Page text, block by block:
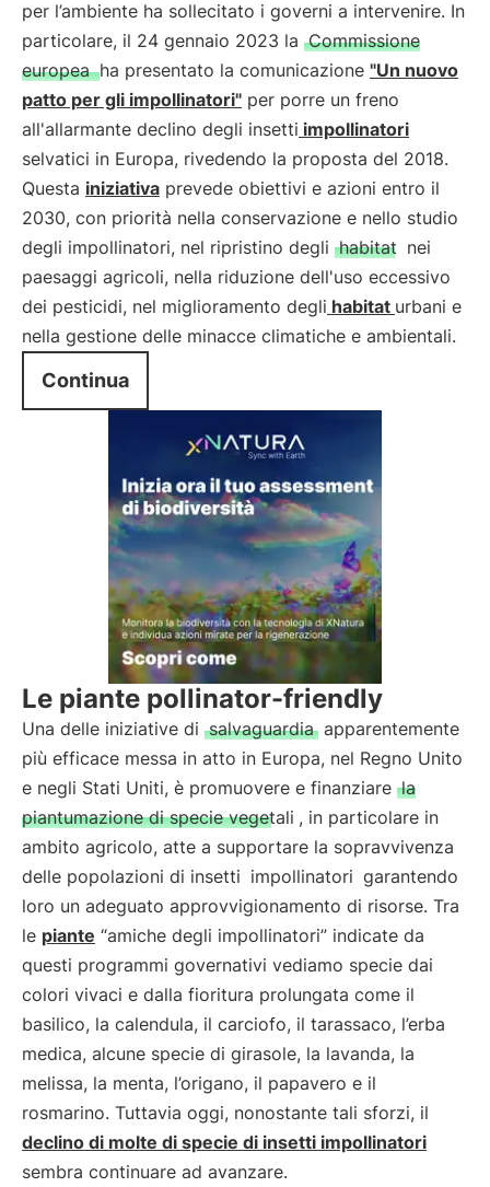
per l’ambiente ha sollecitato i governi a intervenire. In
particolare, il 24 gennaio 2023 la Commissione
europea ha presentato la comunicazione "Un nuovo
patto per gli impollinatori" per porre un freno
all'allarmante declino degli insetti impollinatori
selvatici in Europa, rivedendo la proposta del 2018.
Questa iniziativa prevede obiettivi e azioni entro il
2030, con priorità nella conservazione e nello studio
degli impollinatori, nel ripristino degli habitat nei
paesaggi agricoli, nella riduzione dell'uso eccessivo
dei pesticidi, nel miglioramento degli habitat urbani e
nella gestione delle minacce climatiche e ambientali.
Continua
Le piante pollinator-friendly
Una delle iniziative di salvaguardia apparentemente
più efficace messa in atto in Europa, nel Regno Unito
e negli Stati Uniti, è promuovere e finanziare la
piantumazione di specie vegetali , in particolare in
ambito agricolo, atte a supportare la sopravvivenza
delle popolazioni di insetti impollinatori garantendo
loro un adeguato approvvigionamento di risorse. Tra
le piante “amiche degli impollinatori” indicate da
questi programmi governativi vediamo specie dai
colori vivaci e dalla fioritura prolungata come il
basilico, la calendula, il carciofo, il tarassaco, l’erba
medica, alcune specie di girasole, la lavanda, la
melissa, la menta, l’origano, il papavero e il
rosmarino. Tuttavia oggi, nonostante tali sforzi, il
declino di molte di specie di insetti impollinatori
sembra continuare ad avanzare.